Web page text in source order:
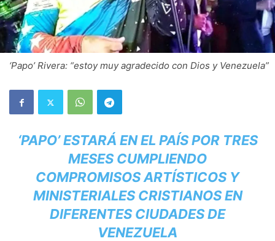
‘Papo’ Rivera: “estoy muy agradecido con Dios y Venezuela”
‘PAPO’ ESTARÁ EN EL PAÍS POR TRES
MESES CUMPLIENDO
COMPROMISOS ARTÍSTICOS Y
MINISTERIALES CRISTIANOS EN
DIFERENTES CIUDADES DE
VENEZUELA